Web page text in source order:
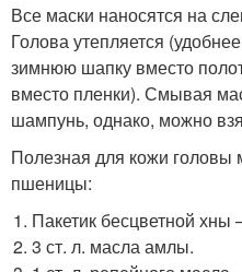
Все маски наносятся на
Голова утепляется
зимнюю шапку вместо
вместо пленки). Смывая
шампунь, однако, можно
Полезная для кожи
пшеницы:
Пакетик бесцветной хны
3 ст. л. масла амлы.